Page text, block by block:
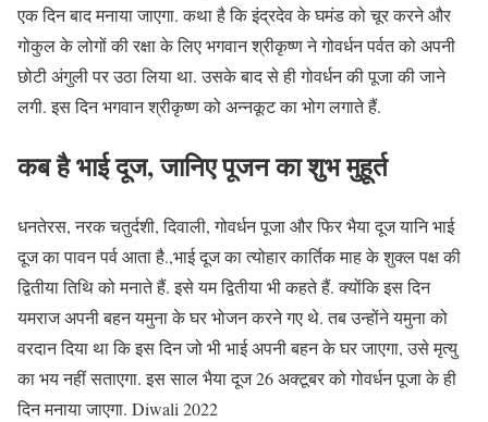
एक दिन बाद मनाया जाएगा. कथा है कि इंद्रदेव के घमंड को चूर करने और
गोकुल के लोगों की रक्षा के लिए भगवान श्रीकृष्ण ने गोवर्धन पर्वत को अपनी
छोटी अंगुली पर उठा लिया था. उसके बाद से ही गोवर्धन की पूजा की जाने
लगी. इस दिन भगवान श्रीकृष्ण को अन्नकूट का भोग लगाते हैं.
कब है भाई दूज, जानिए पूजन का शुभ मुहूर्त
धनतेरस, नरक चतुर्दशी, दिवाली, गोवर्धन पूजा और फिर भैया दूज यानि भाई
दूज का पावन पर्व आता है.,भाई दूज का त्योहार कार्तिक माह के शुक्ल पक्ष की
द्वितीया तिथि को मनाते हैं. इसे यम द्वितीया भी कहते हैं. क्योंकि इस दिन
यमराज अपनी बहन यमुना के घर भोजन करने गए थे. तब उन्होंने यमुना को
वरदान दिया था कि इस दिन जो भी भाई अपनी बहन के घर जाएगा, उसे मृत्यु
का भय नहीं सताएगा. इस साल भैया दूज 26 अक्टूबर को गोवर्धन पूजा के ही
दिन मनाया जाएगा. Diwali 2022